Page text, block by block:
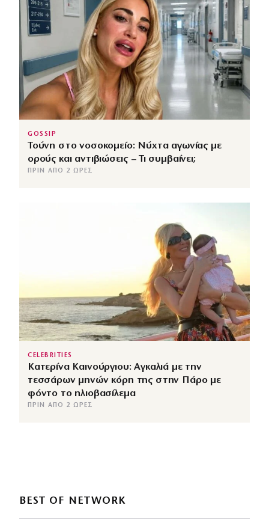
GOSSIP
Τούνη στο νοσοκομείο: Νύχτα αγωνίας με
ορούς και αντιβιώσεις – Τι συμβαίνει;
ΠΡΙΝ ΑΠΌ 2 ΏΡΕΣ
CELEBRITIES
Κατερίνα Καινούργιου: Αγκαλιά με την
τεσσάρων μηνών κόρη της στην Πάρο με
φόντο το ηλιοβασίλεμα
ΠΡΙΝ ΑΠΌ 2 ΏΡΕΣ
BEST OF NETWORK